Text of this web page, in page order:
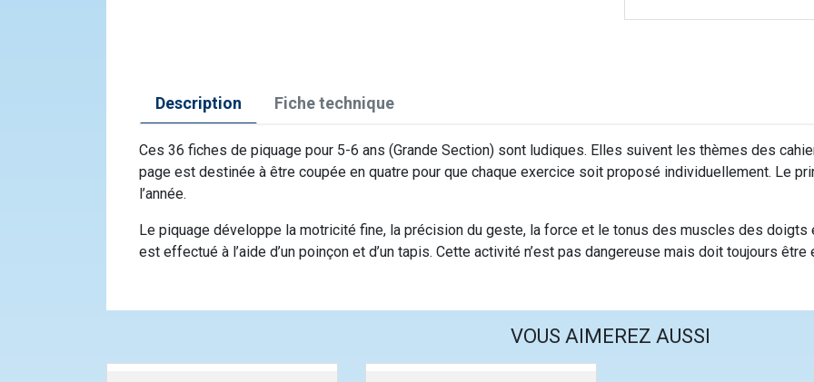
Description Fiche technique
Ces 36 fiches de piquage pour 5-6 ans (Grande Section) sont ludiques. Elles suivent les thèmes des
page est destinée à être coupée en quatre pour que chaque exercice soit proposé individuellement. Le
l’année.
Le piquage développe la motricité fine, la précision du geste, la force et le tonus des muscles des doigts
est effectué à l’aide d’un poinçon et d’un tapis. Cette activité n’est pas dangereuse mais doit toujours
VOUS AIMEREZ AUSSI